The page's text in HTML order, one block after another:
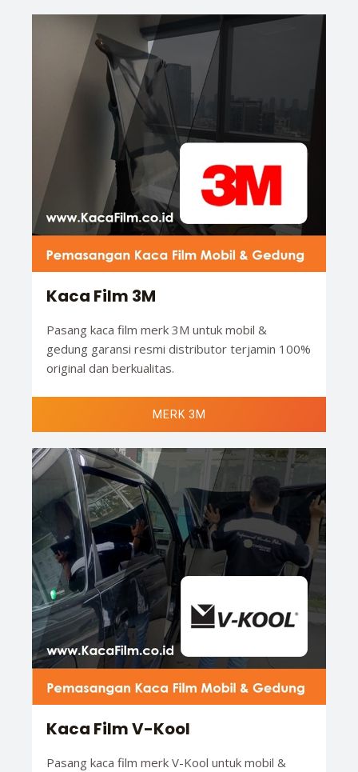
Kaca Film 3M
Pasang kaca film merk 3M untuk mobil &
gedung garansi resmi distributor terjamin 100%
original dan berkualitas.
MERK 3M
Kaca Film V-Kool
Pasang kaca film merk V-Kool untuk mobil &